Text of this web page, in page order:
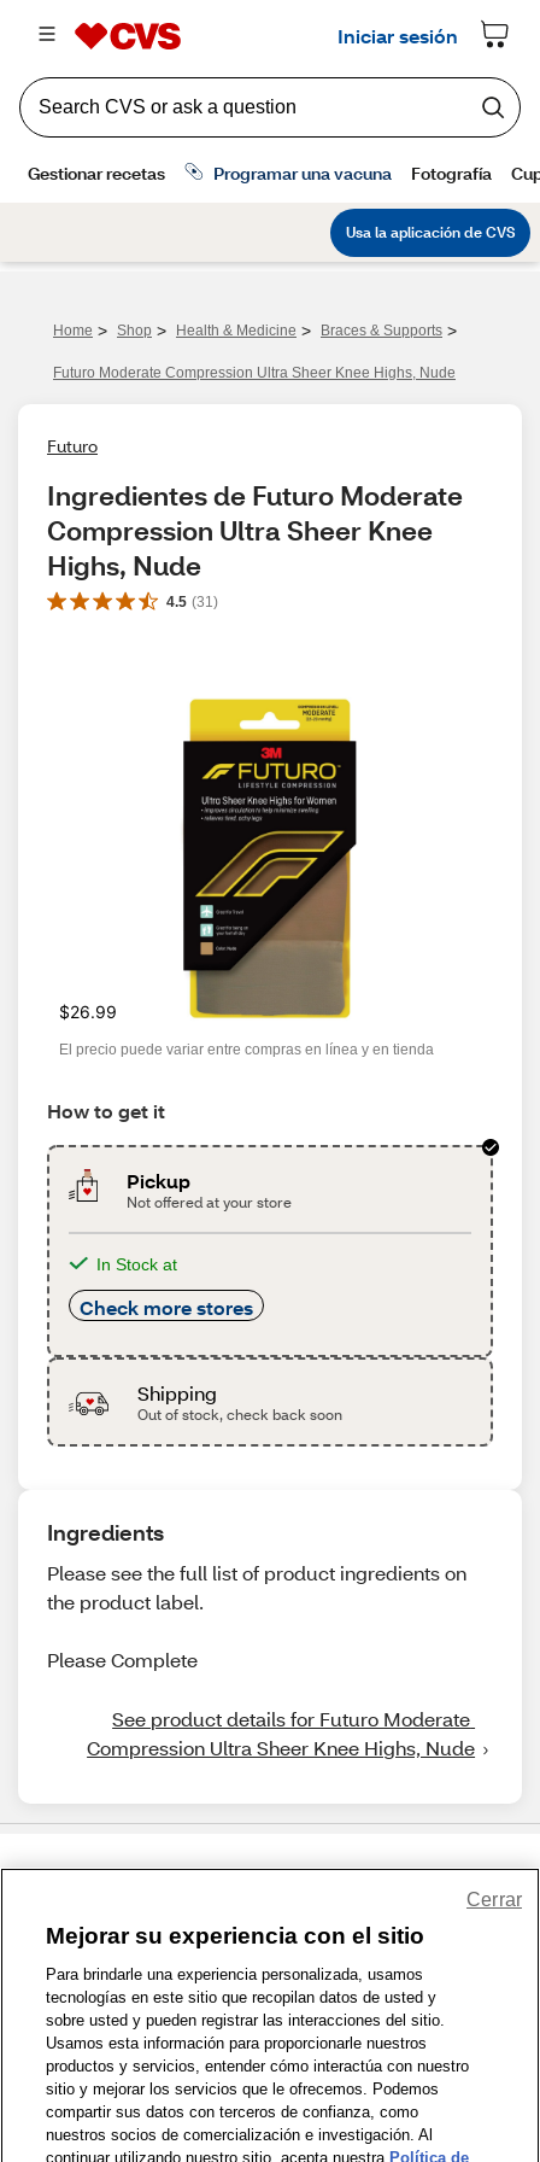
Home > Shop > Health & Medicine > Braces & Supports >
Futuro Moderate Compression Ultra Sheer Knee Highs, Nude
Futuro
Ingredientes de Futuro Moderate
Compression Ultra Sheer Knee
Highs, Nude
4.5 (31 )
$26.99
El precio puede variar entre compras en línea y en tienda
How to get it
Pickup
Not offered at your store
In Stock at
Check more stores
Shipping
Out of stock, check back soon
Ingredients
Please see the full list of product ingredients on
the product label.
Please Complete
See product details for Futuro Moderate
Compression Ultra Sheer Knee Highs, Nude
1-800-679-9691 | Contáctenos | Términos de Uso | Accesibilidad
Política de Privacidad | WA Privacy Policy | Mapa del sitio
Zona de Bienestar | © 1999 - 2026 CVS.com
Mejorar su experiencia con el sitio
Para brindarle una experiencia personalizada, usamos
tecnologías en este sitio que recopilan datos de usted y
sobre usted y pueden registrar las interacciones del sitio.
Usamos esta información para proporcionarle nuestros
productos y servicios, entender cómo interactúa con nuestro
sitio y mejorar los servicios que le ofrecemos. Podemos
compartir sus datos con terceros de confianza, como
nuestros socios de comercialización e investigación. Al
continuar utilizando nuestro sitio, acepta nuestra Política de
Cerrar